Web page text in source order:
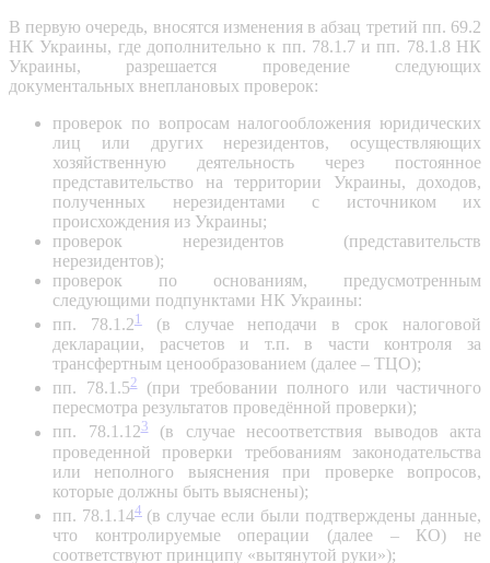
В первую очередь, вносятся изменения в абзац третий пп. 69.2
НК Украины, где дополнительно к пп. 78.1.7 и пп. 78.1.8 НК
Украины, разрешается проведение следующих
документальных внеплановых проверок:
проверок по вопросам налогообложения юридических
лиц или других нерезидентов, осуществляющих
хозяйственную деятельность через постоянное
представительство на территории Украины, доходов,
полученных нерезидентами с источником их
происхождения из Украины;
проверок нерезидентов (представительств
нерезидентов);
проверок по основаниям, предусмотренным
следующими подпунктами НК Украины:
пп. 78.1.21(в случае неподачи в срок налоговой
декларации, расчетов и т.п. в части контроля за
трансфертным ценообразованием (далее – ТЦО);
пп. 78.1.52(при требовании полного или частичного
пересмотра результатов проведённой проверки);
пп. 78.1.123(в случае несоответствия выводов акта
проведенной проверки требованиям законодательства
или неполного выяснения при проверке вопросов,
которые должны быть выяснены);
пп. 78.1.144 (в случае если были подтверждены данные,
что контролируемые операции (далее – КО) не
соответствуют принципу «вытянутой руки»);